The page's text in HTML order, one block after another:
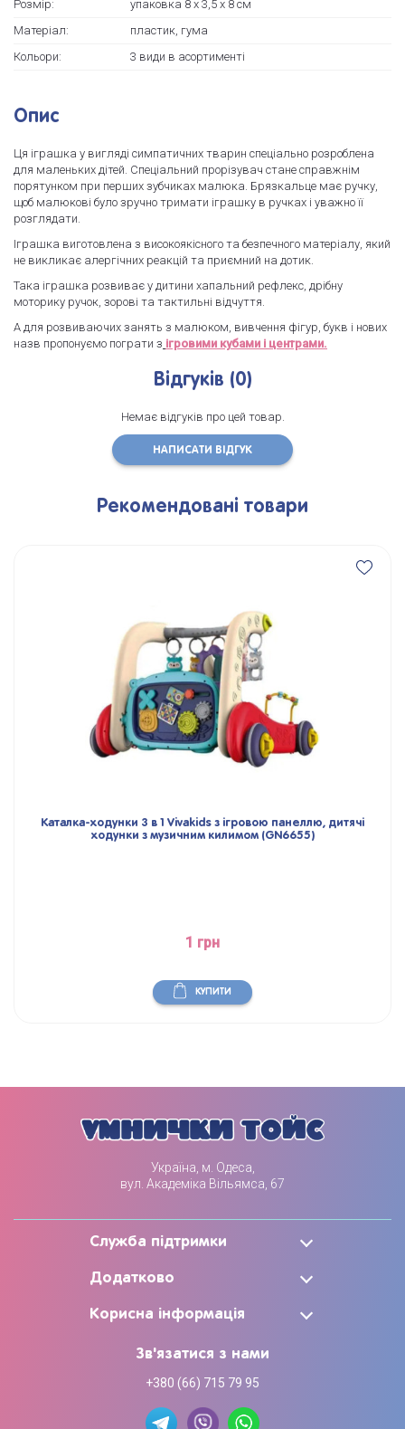
Розмір:
упаковка 8 х 3,5 х 8 см
Матеріал:
пластик, гума
Кольори:
3 види в асортименті
Опис
Ця іграшка у вигляді симпатичних тварин спеціально розроблена
для маленьких дітей. Спеціальний прорізувач стане справжнім
порятунком при перших зубчиках малюка. Брязкальце має ручку,
щоб малюкові було зручно тримати іграшку в ручках і уважно її
розглядати.
Іграшка виготовлена з високоякісного та безпечного матеріалу, який
не викликає алергічних реакцій та приємний на дотик.
Така іграшка розвиває у дитини хапальний рефлекс, дрібну
моторику ручок, зорові та тактильні відчуття.
А для розвиваючих занять з малюком, вивчення фігур, букв і нових
назв пропонуємо пограти з ігровими кубами і центрами.
Відгуків (0)
Немає відгуків про цей товар.
НАПИСАТИ ВІДГУК
Рекомендовані товари
Каталка-ходунки 3 в 1 Vivakids з ігровою панеллю, дитячі
ходунки з музичним килимом (GN6655)
1 грн
КУПИТИ
Україна, м. Одеса,
вул. Академіка Вільямса, 67
Служба підтримки
Додатково
Корисна інформація
Зв'язатися з нами
+380 (66) 715 79 95